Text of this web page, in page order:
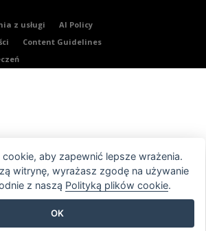
z usługi
AI Policy
Content Guidelines
aby zapewnić lepsze wrażenia.
witrynę, wyrażasz zgodę na używanie
z naszą Polityką plików cookie.
OK